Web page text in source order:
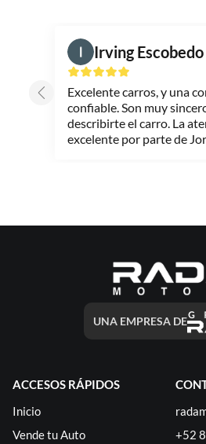
Irving Escobedo
Excelente carros, y una
confiable. Son muy
describirte el carro. La
excelente por parte de
UNA EMPRESA DE
ACCESOS RÁPIDOS
Inicio
Vende tu Auto
+52